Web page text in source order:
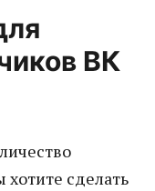
ВК
сделать